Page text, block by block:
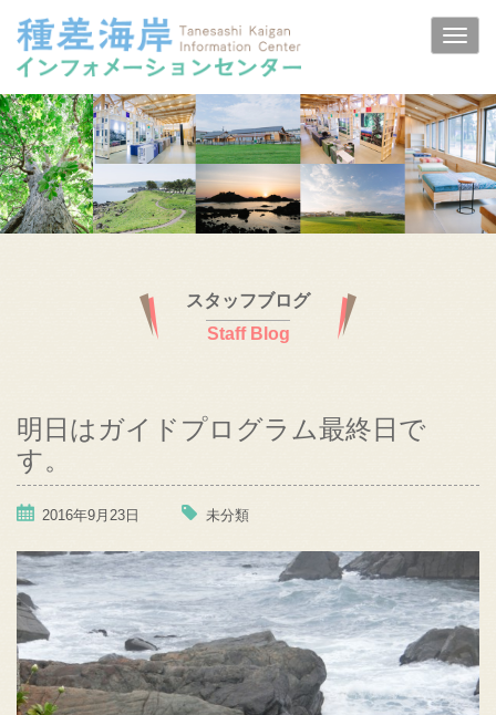
スタッフブログ
Staff Blog
明日はガイドプログラム最終日で
す。
2016年9月23日 未分類